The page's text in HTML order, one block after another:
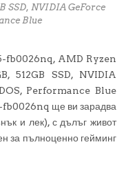
SSD, NVIDIA GeForce
Blue
fb0026nq, AMD Ryzen
512GB SSD, NVIDIA
Performance Blue
ще ви зарадва
и лек), с дълъг живот
за пълноценно гейминг